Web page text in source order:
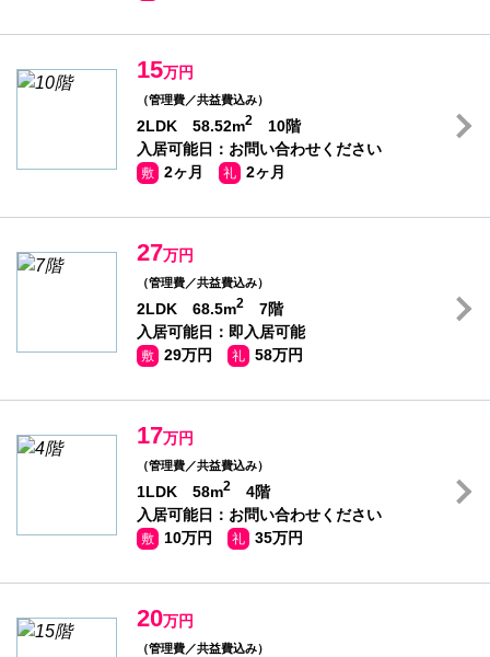
15万円
（管理費／共益費込み）
2LDK 58.52m2
10階
入居可能日：お問い合わせください
敷 2ヶ月 礼 2ヶ月
27万円
（管理費／共益費込み）
2LDK 68.5m2
7階
入居可能日：即入居可能
敷 29万円 礼 58万円
17万円
（管理費／共益費込み）
1LDK 58m2
4階
入居可能日：お問い合わせください
敷 10万円 礼 35万円
20万円
（管理費／共益費込み）